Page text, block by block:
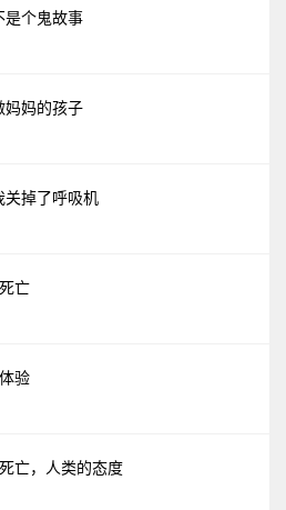
是个鬼故事
妈妈的孩子
关掉了呼吸机
亡
验
亡，人类的态度